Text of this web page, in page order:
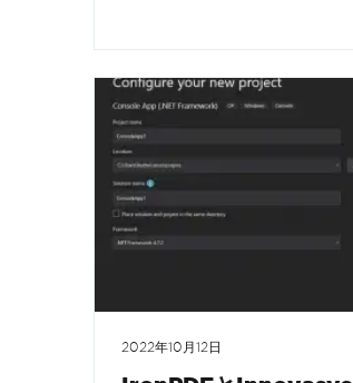
2022年10月12日